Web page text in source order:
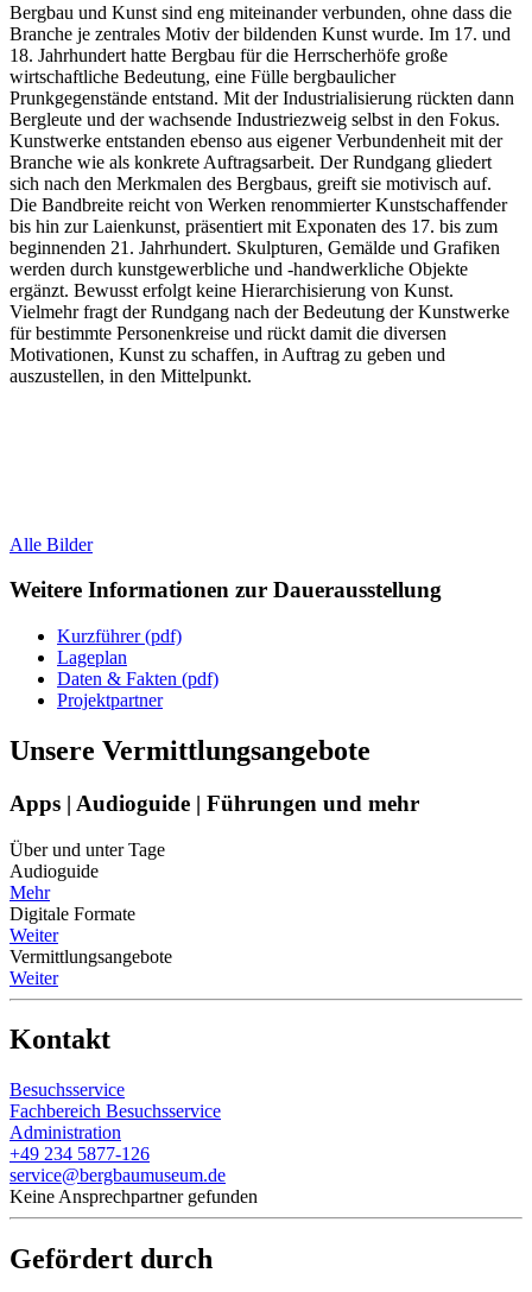
Bergbau und Kunst sind eng miteinander verbunden, ohne dass die
Branche je zentrales Motiv der bildenden Kunst wurde. Im 17. und
18. Jahrhundert hatte Bergbau für die Herrscherhöfe große
wirtschaftliche Bedeutung, eine Fülle bergbaulicher
Prunkgegenstände entstand. Mit der Industrialisierung rückten dann
Bergleute und der wachsende Industriezweig selbst in den Fokus.
Kunstwerke entstanden ebenso aus eigener Verbundenheit mit der
Branche wie als konkrete Auftragsarbeit. Der Rundgang gliedert
sich nach den Merkmalen des Bergbaus, greift sie motivisch auf.
Die Bandbreite reicht von Werken renommierter Kunstschaffender
bis hin zur Laienkunst, präsentiert mit Exponaten des 17. bis zum
beginnenden 21. Jahrhundert. Skulpturen, Gemälde und Grafiken
werden durch kunstgewerbliche und -handwerkliche Objekte
ergänzt. Bewusst erfolgt keine Hierarchisierung von Kunst.
Vielmehr fragt der Rundgang nach der Bedeutung der Kunstwerke
für bestimmte Personenkreise und rückt damit die diversen
Motivationen, Kunst zu schaffen, in Auftrag zu geben und
auszustellen, in den Mittelpunkt.
Alle Bilder
Weitere Informationen zur Dauerausstellung
Kurzführer (pdf)
Lageplan
Daten & Fakten (pdf)
Projektpartner
Unsere Vermittlungsangebote
Apps | Audioguide | Führungen und mehr
Über und unter Tage
Audioguide
Mehr
Digitale Formate
Weiter
Vermittlungsangebote
Weiter
Kontakt
Besuchsservice
Fachbereich Besuchsservice
Administration
+49 234 5877-126
service@bergbaumuseum.de
Keine Ansprechpartner gefunden
Gefördert durch